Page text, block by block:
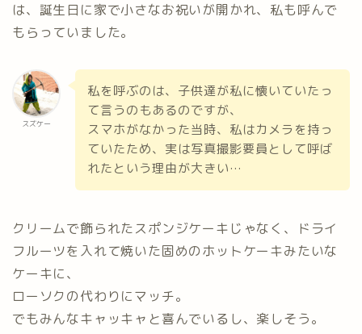
は、誕生日に家で小さなお祝いが開かれ、私も呼んで
もらっていました。
スズケー
私を呼ぶのは、子供達が私に懐いていたっ
て言うのもあるのですが、
スマホがなかった当時、私はカメラを持っ
ていたため、実は写真撮影要員として呼ば
れたという理由が大きい…
クリームで飾られたスポンジケーキじゃなく、ドライ
フルーツを入れて焼いた固めのホットケーキみたいな
ケーキに、
ローソクの代わりにマッチ。
でもみんなキャッキャと喜んでいるし、楽しそう。